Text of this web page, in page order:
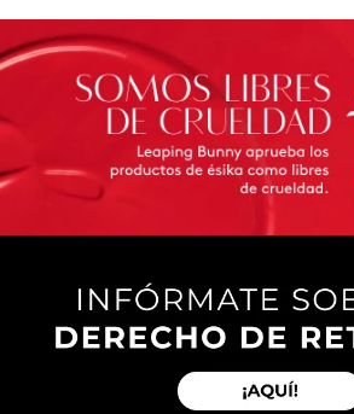
Tu nombre
Dirección de email
Escribe un comentario